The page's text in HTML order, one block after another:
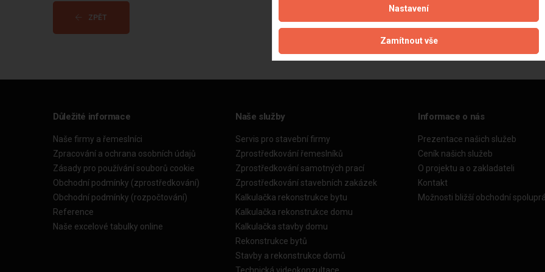
ZPĚT
Důležité informace
Naše firmy a řemeslníci
Zpracování a ochrana osobních údajů
Zásady pro používání souborů cookie
Obchodní podmínky (zprostředkování)
Obchodní podmínky (rozpočtování)
Reference
Naše excelové tabulky online
Naše služby
Servis pro stavební firmy
Zprostředkování řemeslníků
Zprostředkování samotných prací
Zprostředkování stavebních zakázek
Kalkulačka rekonstrukce bytu
Kalkulačka rekonstrukce domu
Kalkulačka stavby domu
Rekonstrukce bytů
Stavby a rekonstrukce domů
Informace o nás
Prezentace našich služeb
Ceník našich služeb
O projektu a o zakladateli
Kontakt
Možnosti bližší obchodní
Nastavení
Zamítnout vše